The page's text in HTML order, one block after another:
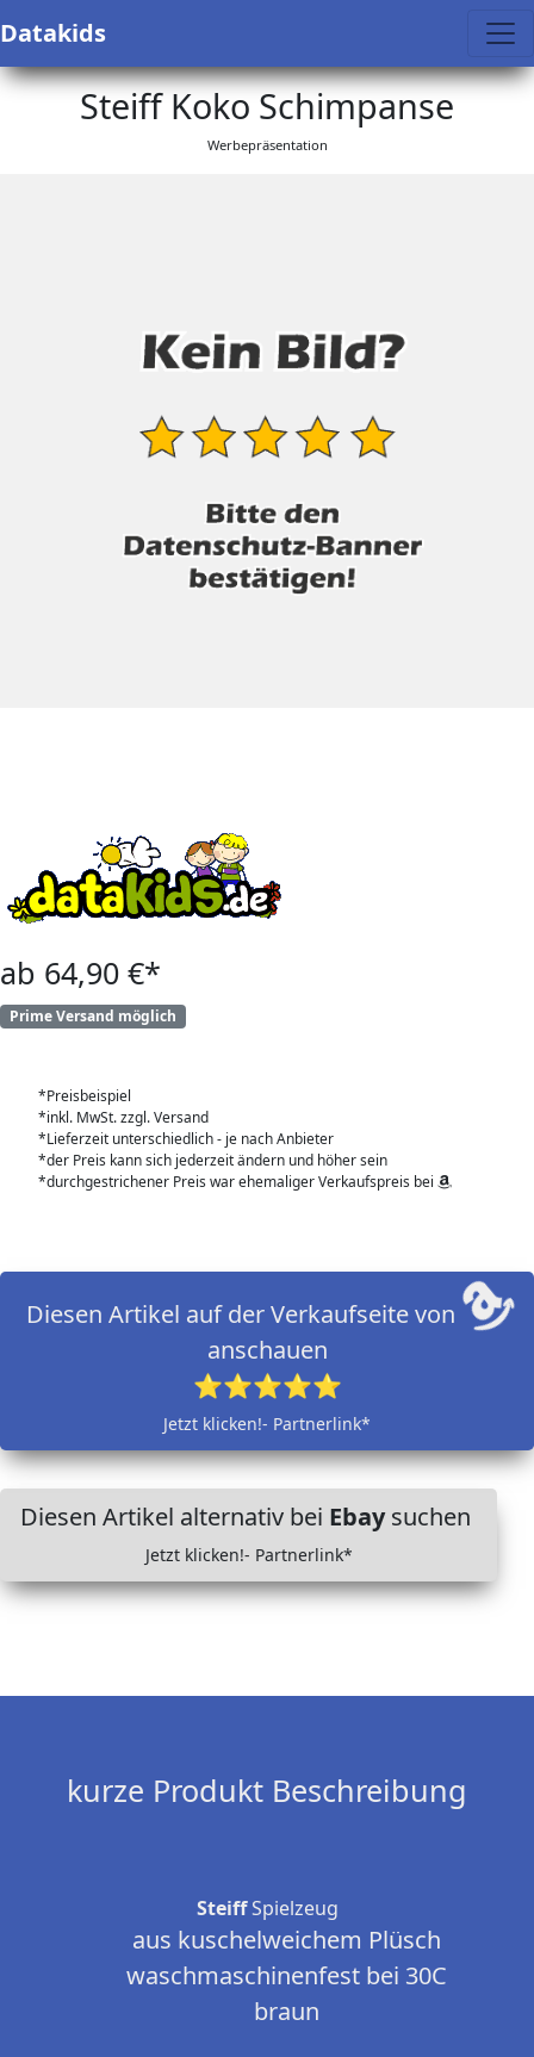
Datakids
Steiff Koko Schimpanse
Werbepräsentation
ab 64,90 €*
Prime Versand möglich
*Preisbeispiel
*inkl. MwSt. zzgl. Versand
*Lieferzeit unterschiedlich - je nach Anbieter
*der Preis kann sich jederzeit ändern und höher sein
*durchgestrichener Preis war ehemaliger Verkaufspreis bei
Diesen Artikel auf der Verkaufseite von
anschauen
⭐⭐⭐⭐⭐
Jetzt klicken!- Partnerlink*
Diesen Artikel alternativ bei Ebaysuchen
Jetzt klicken!- Partnerlink*
kurze Produkt Beschreibung
SteiffSpielzeug
aus kuschelweichem Plüsch
waschmaschinenfest bei 30C
braun